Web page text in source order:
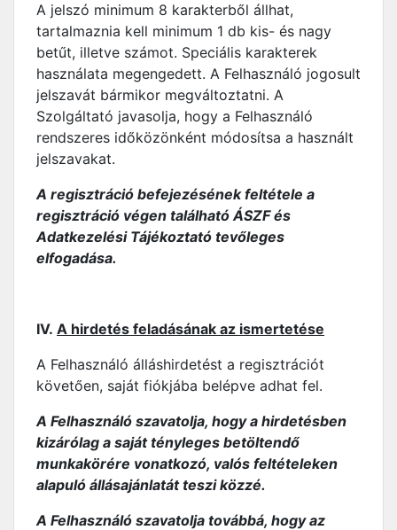
A jelszó minimum 8 karakterből állhat,
tartalmaznia kell minimum 1 db kis- és nagy
betűt, illetve számot. Speciális karakterek
használata megengedett. A Felhasználó jogosult
jelszavát bármikor megváltoztatni. A
Szolgáltató javasolja, hogy a Felhasználó
rendszeres időközönként módosítsa a használt
jelszavakat.
A regisztráció befejezésének feltétele a
regisztráció végen található ÁSZF és
Adatkezelési Tájékoztató tevőleges
elfogadása.
IV. A hirdetés feladásának az ismertetése
A Felhasználó álláshirdetést a regisztrációt
követően, saját fiókjába belépve adhat fel.
A Felhasználó szavatolja, hogy a hirdetésben
kizárólag a saját tényleges betöltendő
munkakörére vonatkozó, valós feltételeken
alapuló állásajánlatát teszi közzé.
A Felhasználó szavatolja továbbá, hogy az